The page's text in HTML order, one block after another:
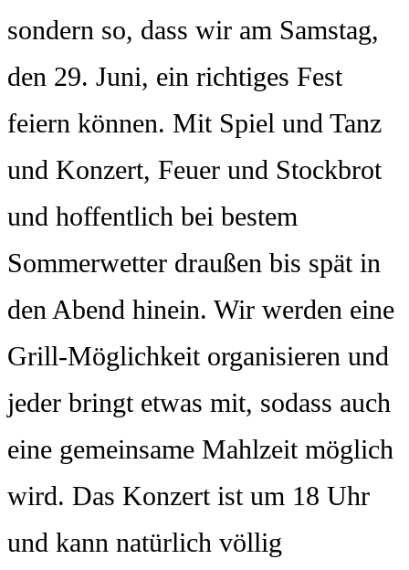
sondern so, dass wir am Samstag,
den 29. Juni, ein richtiges Fest
feiern können. Mit Spiel und Tanz
und Konzert, Feuer und Stockbrot
und hoffentlich bei bestem
Sommerwetter draußen bis spät in
den Abend hinein. Wir werden eine
Grill-Möglichkeit organisieren und
jeder bringt etwas mit, sodass auch
eine gemeinsame Mahlzeit möglich
wird. Das Konzert ist um 18 Uhr
und kann natürlich völlig